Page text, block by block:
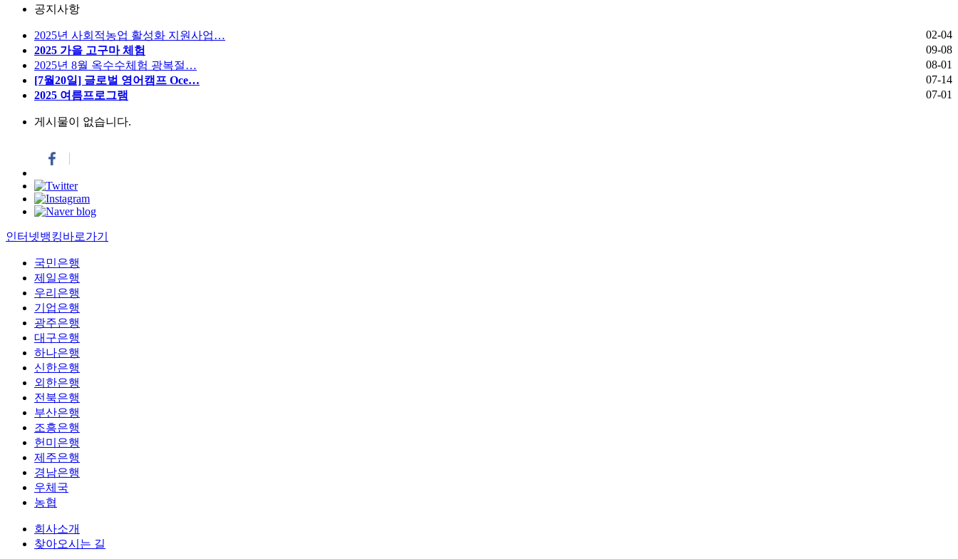
공지사항
2025년 사회적농업 활성화 지원사업…
02-04
2025 가을 고구마 체험
09-08
2025년 8월 옥수수체험 광복절…
08-01
[7월20일] 글로벌 영어캠프 Oce…
07-14
2025 여름프로그램
07-01
게시물이 없습니다.
인터넷뱅킹바로가기
국민은행
제일은행
우리은행
기업은행
광주은행
대구은행
하나은행
신한은행
외한은행
전북은행
부산은행
조흥은행
헌미은행
제주은행
경남은행
우체국
농협
회사소개
찾아오시는 길